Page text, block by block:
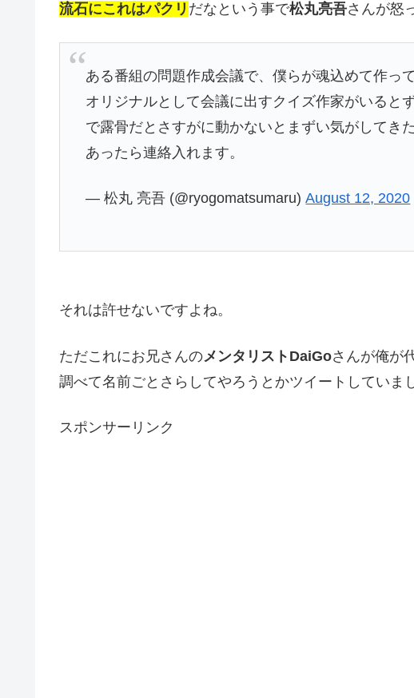
流石にこれはパクリ だなという事で松丸亮吾さんが怒
ある番組の問題作成会議で、僕らが魂込めて作っ
オリジナルとして会議に出すクイズ作家がいると
で露骨だとさすがに動かないとまずい気がしてき
あったら連絡入れます。
— 松丸 亮吾 (@ryogomatsumaru)August 12, 2020
それは許せないですよね。
ただこれにお兄さんのメンタリストDaiGoさんが俺が
調べて名前ごとさらしてやろうとかツイートしていま
スポンサーリンク